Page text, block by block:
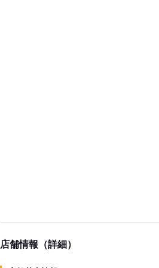
店舗情報（詳細）